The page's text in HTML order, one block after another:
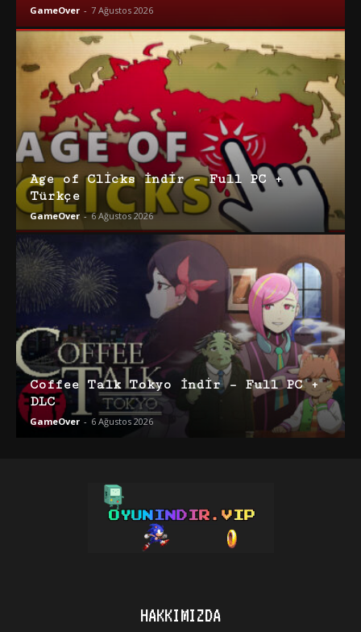
GameOver - 7 Ağustos 2026
Age of Clicks İndir – Full PC +
Türkçe
GameOver - 6 Ağustos 2026
Coffee Talk Tokyo İndir – Full PC +
DLC
GameOver - 6 Ağustos 2026
HAKKIMIZDA